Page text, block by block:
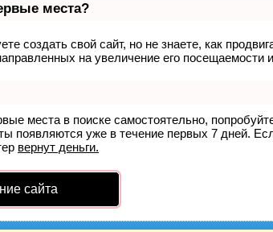
места?
создать свой сайт, но не знаете, как
на увеличение его посещаемости
места в поиске самостоятельно,
появляются уже в течение первых 7 дней.
вернут деньги.
сайта